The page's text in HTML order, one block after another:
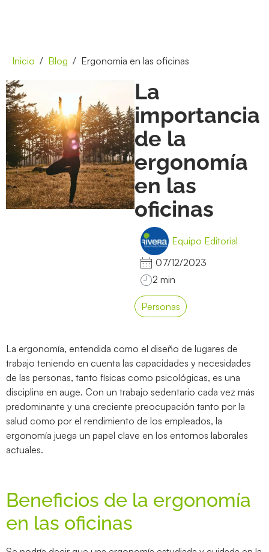
Inicio Blog Ergonomia en las oficinas
La
importancia
de la
ergonomía
en las
oficinas
Equipo Editorial
07/12/2023
Personas
La ergonomía, entendida como el diseño de lugares de
trabajo teniendo en cuenta las capacidades y necesidades
de las personas, tanto físicas como psicológicas, es una
disciplina en auge. Con un trabajo sedentario cada vez más
predominante y una creciente preocupación tanto por la
salud como por el rendimiento de los empleados, la
ergonomía juega un papel clave en los entornos laborales
actuales.
Beneficios de la ergonomía
en las oficinas